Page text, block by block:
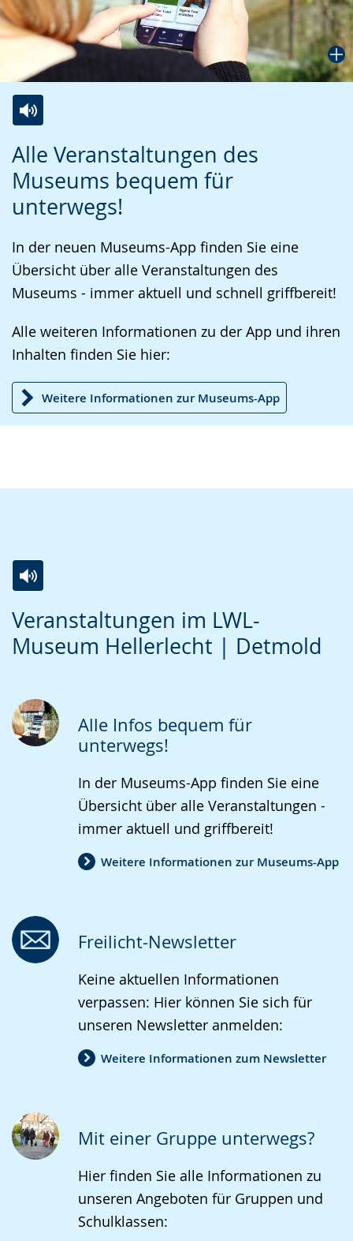
Alle Veranstaltungen des
Museums bequem für
unterwegs!
In der neuen Museums-App finden Sie eine
Übersicht über alle Veranstaltungen des
Museums - immer aktuell und schnell griffbereit!
Alle weiteren Informationen zu der App und ihren
Inhalten finden Sie hier:
Weitere Informationen zur Museums-App
Leichten
Sprache
wechseln.
Audio-
Unterstützung.
Video
in
Deutscher
wird
angezeigt.
Veranstaltungen im LWL-
Museum Hellerlecht | Detmold
Leichten
Sprache
Audio-
Unterstützung.
Video
in
wird
angezeigt.
Alle Infos bequem für
unterwegs!
In der Museums-App finden Sie eine
Übersicht über alle Veranstaltungen -
immer aktuell und griffbereit!
Weitere Informationen zur Museums-App
Freilicht-Newsletter
Keine aktuellen Informationen
verpassen: Hier können Sie sich für
unseren Newsletter anmelden:
Weitere Informationen zum Newsletter
Mit einer Gruppe unterwegs?
Hier finden Sie alle Informationen zu
unseren Angeboten für Gruppen und
Schulklassen: